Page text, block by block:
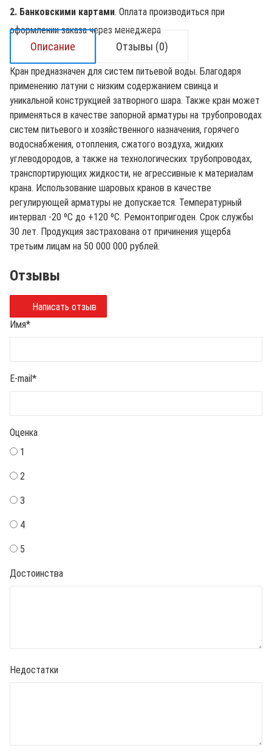
2. Банковскими картами. Оплата производиться при
оформлении заказа через менеджера
Описание Отзывы (0)
Кран предназначен для систем питьевой воды. Благодаря
применению латуни с низким содержанием свинца и
уникальной конструкцией затворного шара. Также кран может
применяться в качестве запорной арматуры на трубопроводах
систем питьевого и хозяйственного назначения, горячего
водоснабжения, отопления, сжатого воздуха, жидких
углеводородов, а также на технологических трубопроводах,
транспортирующих жидкости, не агрессивные к материалам
крана. Использование шаровых кранов в качестве
регулирующей арматуры не допускается. Температурный
интервал -20 ºС до +120 ºС. Ремонтопригоден. Срок службы
30 лет. Продукция застрахована от причинения ущерба
третьим лицам на 50 000 000 рублей.
Отзывы
Написать отзыв
Имя*
E-mail*
Оценка
1
2
3
4
5
Достоинства
Недостатки